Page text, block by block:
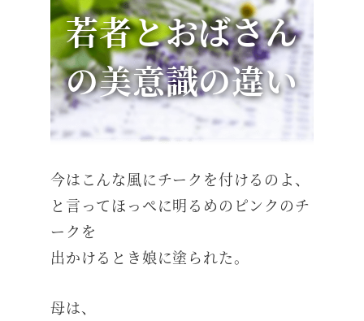
若者とおばさん
の美意識の違い
今はこんな風にチークを付けるのよ、
と言ってほっぺに明るめのピンクのチ
ークを
出かけるとき娘に塗られた。
母は、